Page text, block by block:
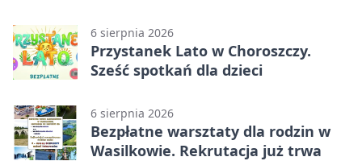
6 sierpnia 2026
Przystanek Lato w Choroszczy.
Sześć spotkań dla dzieci
6 sierpnia 2026
Bezpłatne warsztaty dla rodzin w
Wasilkowie. Rekrutacja już trwa